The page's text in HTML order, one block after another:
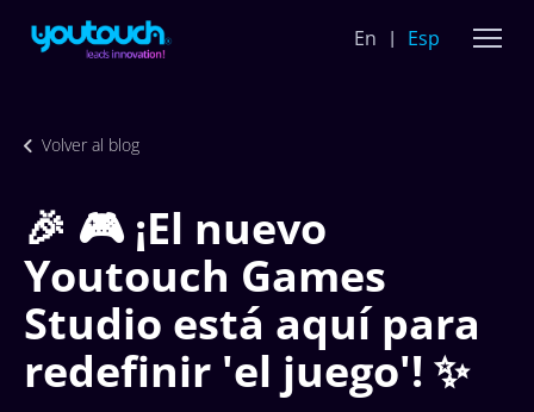
En Esp
Volver al blog
🎉 🎮 ¡El nuevo
Youtouch Games
Studio está aquí para
redefinir 'el juego'! ✨